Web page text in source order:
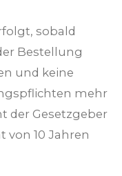
sobald
Bestellung
und keine
mehr
der Gesetzgeber
10 Jahren